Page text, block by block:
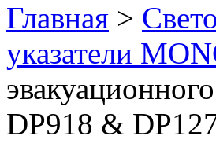
Главная >
указатели
DP918 &